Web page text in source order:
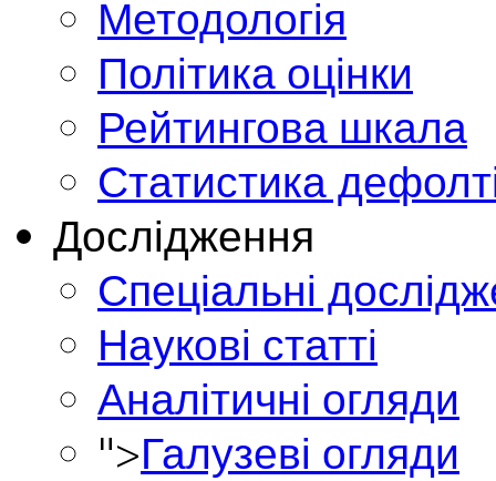
Методологія
Політика оцінки
Рейтингова шкала
Статистика
Дослідження
Спеціальні
Наукові статті
Аналітичні огляди
">Галузеві огляди